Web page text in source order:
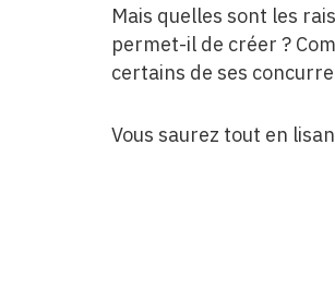
Mais quelles sont les
permet-il de créer ?
certains de ses
Vous saurez tout en